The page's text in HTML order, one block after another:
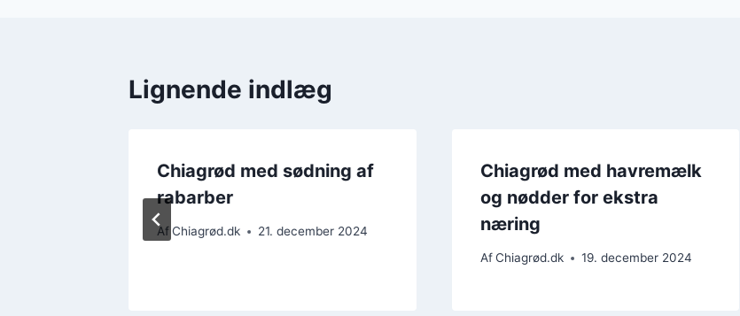
Lignende indlæg
Chiagrød med sødning af
rabarber
AfChiagrød.dk 21. december 2024
Chiagrød med havremælk
og nødder for ekstra
næring
Af Chiagrød.dk 19. december 2024